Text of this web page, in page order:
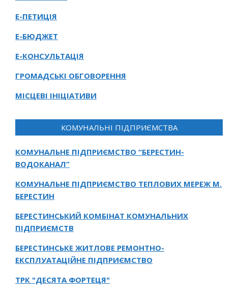
Е-ПЕТИЦІЯ
Е-БЮДЖЕТ
Е-КОНСУЛЬТАЦІЯ
ГРОМАДСЬКІ ОБГОВОРЕННЯ
МІСЦЕВІ ІНІЦІАТИВИ
КОМУНАЛЬНІ ПІДПРИЄМСТВА
КОМУНАЛЬНЕ ПІДПРИЄМСТВО “БЕРЕСТИН-
ВОДОКАНАЛ”
КОМУНАЛЬНЕ ПІДПРИЄМСТВО ТЕПЛОВИХ МЕРЕЖ М.
БЕРЕСТИН
БЕРЕСТИНСЬКИЙ КОМБІНАТ КОМУНАЛЬНИХ
ПІДПРИЄМСТВ
БЕРЕСТИНСЬКЕ ЖИТЛОВЕ РЕМОНТНО-
ЕКСПЛУАТАЦІЙНЕ ПІДПРИЄМСТВО
ТРК "ДЕСЯТА ФОРТЕЦЯ"